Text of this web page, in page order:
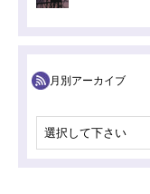
月別アーカイブ
選択して下さい